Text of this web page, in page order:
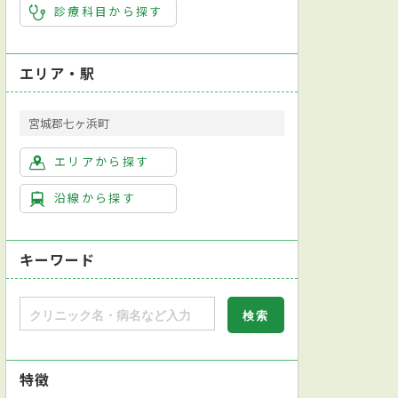
診療科目から探す
エリア・駅
宮城郡七ヶ浜町
エリアから探す
沿線から探す
キーワード
特徴